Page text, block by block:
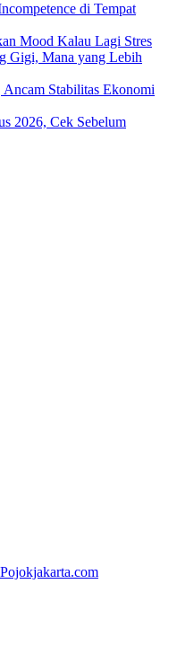
di Tempat
Mood Kalau Lagi Stres
Gigi, Mana yang Lebih
Stabilitas Ekonomi
2026, Cek Sebelum
Pojokjakarta.com